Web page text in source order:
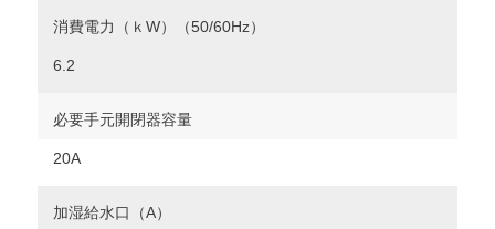
消費電力（ｋW）（50/60Hz）
6.2
必要手元開閉器容量
20A
加湿給水口（A）